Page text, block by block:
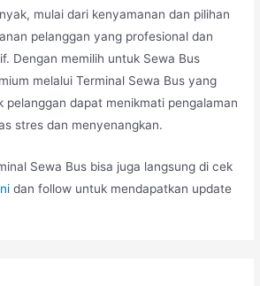
mulai dari kenyamanan dan pilihan
pelanggan yang profesional dan
Dengan memilih untuk Sewa Bus
melalui Terminal Sewa Bus yang
pelanggan dapat menikmati pengalaman
stres dan menyenangkan.
Sewa Bus bisa juga langsung di cek
dan follow untuk mendapatkan update